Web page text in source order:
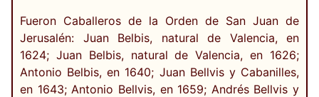
Fueron Caballeros de la Orden de San Juan de
Jerusalén: Juan Belbis, natural de Valencia, en
1624; Juan Belbis, natural de Valencia, en 1626;
Antonio Belbis, en 1640; Juan Bellvis y Cabanilles,
en 1643; Antonio Bellvis, en 1659; Andrés Bellvis y